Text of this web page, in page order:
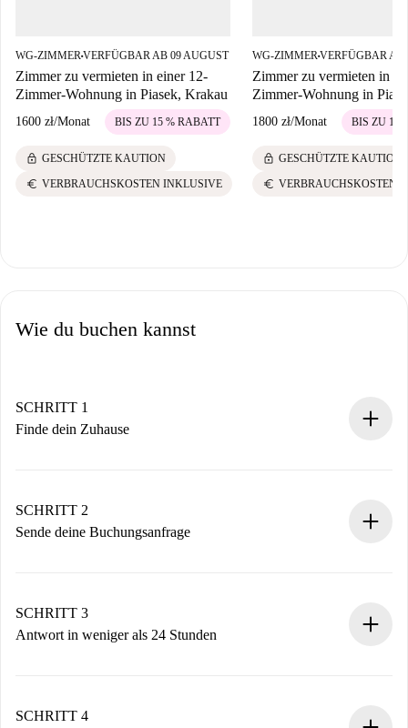
WG-ZIMMER■VERFÜGBAR AB 09 AUGUST
Zimmer zu vermieten in einer 12-
Zimmer-Wohnung in Piasek, Krakau
1600 zł/Monat BIS ZU 15 % RABATT
lock GESCHÜTZTE KAUTION
euro VERBRAUCHSKOSTEN INKLUSIVE
WG-ZIMMER■VERFÜGBAR AB
Zimmer zu vermieten in
Zimmer-Wohnung in
1800 zł/Monat BIS ZU 15
lock GESCHÜTZTE KAUTION
euro VERBRAUCHSKOSTEN
Wie du buchen kannst
SCHRITT 1
Finde dein Zuhause
Du erhältst alle notwendigen Informationen im Voraus.
SCHRITT 2
Sende deine Buchungsanfrage
Denk daran, dass wir dich erst belasten, wenn der
Vermieter zustimmt.
SCHRITT 3
Antwort in weniger als 24 Stunden
stellen den Kontakt her.
SCHRITT 4